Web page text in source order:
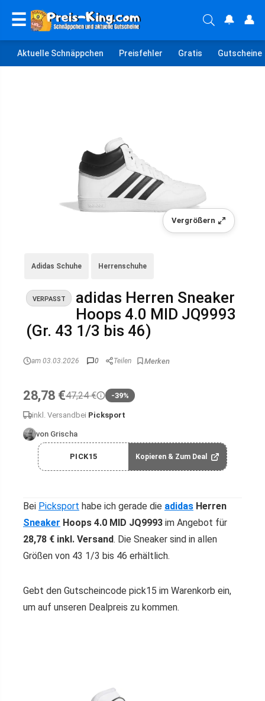
☰ 🔔 👤
Aktuelle Schnäppchen Preisfehler Gratis Gutscheine
Vergrößern
Adidas Schuhe Herrenschuhe
VERPASST
adidas Herren Sneaker
Hoops 4.0 MID JQ9993
(Gr. 43 1/3 bis 46)
am 03.03.2026 0 Teilen
28,78 €47,24 € -39%
inkl. Versand bei Picksport
von Grischa
PICK15 Kopieren & Zum Deal
Bei Picksport habe ich gerade die adidas Herren
Sneaker Hoops 4.0 MID JQ9993 im Angebot für
28,78 € inkl. Versand. Die Sneaker sind in allen
Größen von 43 1/3 bis 46 erhältlich.
Gebt den Gutscheincode pick15 im Warenkorb ein,
um auf unseren Dealpreis zu kommen.